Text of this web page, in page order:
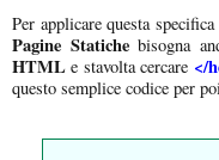
Per applicare questa
Pagine Statichebisogna
HTML e stavolta cercare </
questo semplice codice per